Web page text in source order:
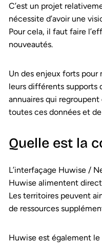
C’est un projet
nécessite d’avoir une
Pour cela, il faut faire
nouveautés.
Un des enjeux forts pour
leurs différents
annuaires qui
toutes ces données et
Quelle est la
L’interfaçage Huwise /
Huwise alimentent
Les territoires peuvent
de ressources
Huwise est également